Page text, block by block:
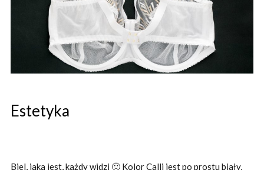
Estetyka
Biel, jaka jest, każdy widzi 🙂 Kolor Calli jest po prostu biały,